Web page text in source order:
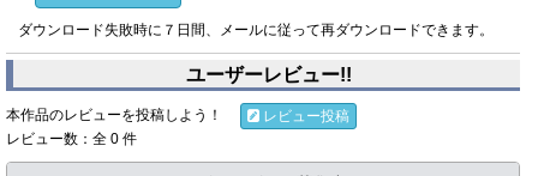
ダウンロード失敗時に７日間、メールに従って再ダウンロードできます。
ユーザーレビュー!!
本作品のレビューを投稿しよう！
レビュー投稿
レビュー数：全 0 件